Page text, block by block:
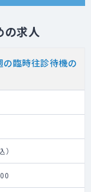
の求人
の臨時往診待機の